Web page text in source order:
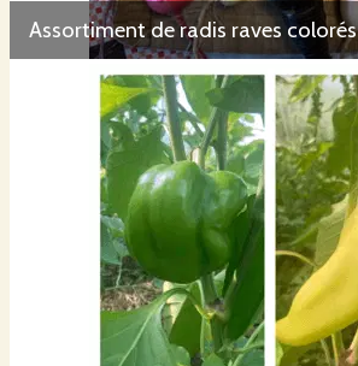
Assortiment de radis raves colorés